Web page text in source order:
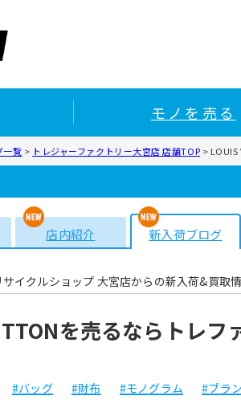
モノを売る
一覧 > トレジャーファクトリー大宮店 店舗TOP > LOUIS
店内紹介 新入荷ブログ
イクルショップ 大宮店からの新入荷&買取
を売るならトレフ
#バッグ #財布 #モノグラム #ブラ